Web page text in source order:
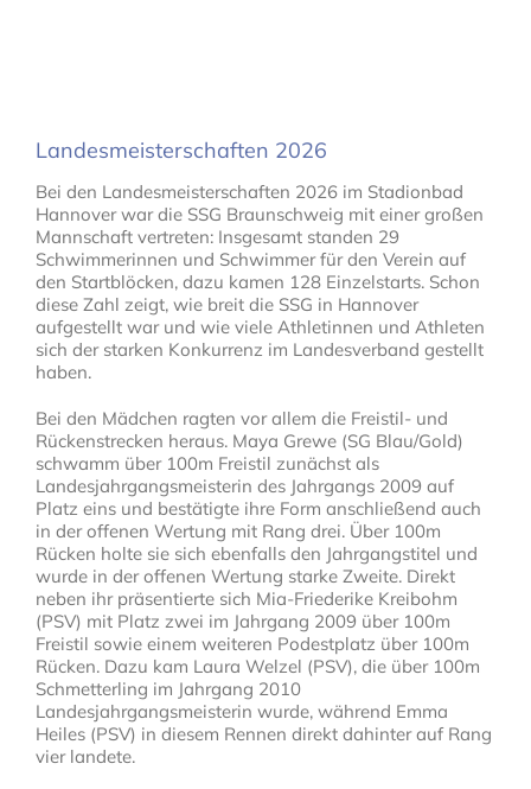
Landesmeisterschaften 2026
Bei den Landesmeisterschaften 2026 im Stadionbad
Hannover war die SSG Braunschweig mit einer großen
Mannschaft vertreten: Insgesamt standen 29
Schwimmerinnen und Schwimmer für den Verein auf
den Startblöcken, dazu kamen 128 Einzelstarts. Schon
diese Zahl zeigt, wie breit die SSG in Hannover
aufgestellt war und wie viele Athletinnen und Athleten
sich der starken Konkurrenz im Landesverband gestellt
haben.
Bei den Mädchen ragten vor allem die Freistil- und
Rückenstrecken heraus. Maya Grewe (SG Blau/Gold)
schwamm über 100m Freistil zunächst als
Landesjahrgangsmeisterin des Jahrgangs 2009 auf
Platz eins und bestätigte ihre Form anschließend auch
in der offenen Wertung mit Rang drei. Über 100m
Rücken holte sie sich ebenfalls den Jahrgangstitel und
wurde in der offenen Wertung starke Zweite. Direkt
neben ihr präsentierte sich Mia-Friederike Kreibohm
(PSV) mit Platz zwei im Jahrgang 2009 über 100m
Freistil sowie einem weiteren Podestplatz über 100m
Rücken. Dazu kam Laura Welzel (PSV), die über 100m
Schmetterling im Jahrgang 2010
Landesjahrgangsmeisterin wurde, während Emma
Heiles (PSV) in diesem Rennen direkt dahinter auf Rang
vier landete.